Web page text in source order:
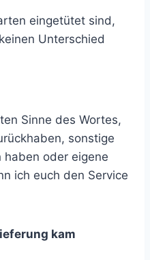
eingetütet sind,
Unterschied
Sinne des Wortes,
sonstige
haben oder eigene
ich euch den Service
kam